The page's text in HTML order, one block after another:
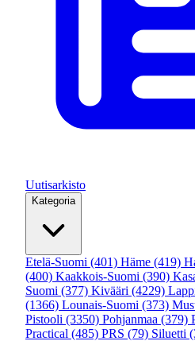
Uutisarkisto
Kategoria
Etelä-Suomi (401) Häme (419)
(400) Kaakkois-Suomi (390)
Suomi (377) Kivääri (4229)
(1366) Lounais-Suomi (373)
Pistooli (3350) Pohjanmaa (379)
Practical (485) PRS (79) Siluetti